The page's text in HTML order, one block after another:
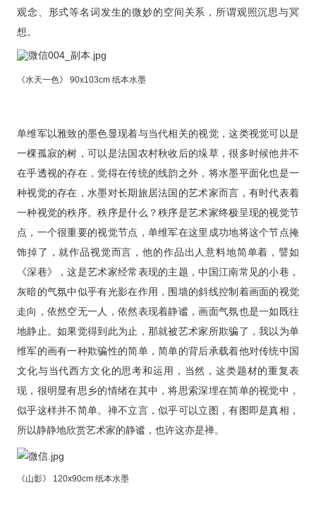
观念、形式等名词发生的微妙的空间关系，所谓观照沉思与冥
想。
《水天一色》 90x103cm 纸本水墨
单维军以雅致的墨色显现着与当代相关的视觉，这类视觉可以是
一棵孤寂的树，可以是法国农村秋收后的垛草，很多时候他并不
在乎透视的存在，觉得在传统的线韵之外，将水墨平面化也是一
种视觉的存在，水墨对长期旅居法国的艺术家而言，有时代表着
一种视觉的秩序。秩序是什么？秩序是艺术家终极呈现的视觉节
点，一个很重要的视觉节点，单维军在这里成功地将这个节点掩
饰掉了，就作品视觉而言，他的作品出人意料地简单着，譬如
《深巷》，这是艺术家经常表现的主题，中国江南常见的小巷，
灰暗的气氛中似乎有光影在作用，围墙的斜线控制着画面的视觉
走向，依然空无一人，依然表现着静谧，画面气氛也是一如既往
地静止。如果觉得到此为止，那就被艺术家所欺骗了，我以为单
维军的画有一种欺骗性的简单，简单的背后承载着他对传统中国
文化与当代西方文化的思考和运用，当然，这类题材的重复表
现，很明显有思乡的情绪在其中，将思索深埋在简单的视觉中，
似乎这样并不简单。禅不立言，似乎可以立图，有图即是真相，
所以静静地欣赏艺术家的静谧，也许这亦是禅。
《山影》 120x90cm 纸本水墨